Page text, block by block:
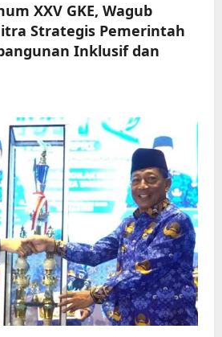
XXV GKE, Wagub
Strategis Pemerintah
Inklusif dan